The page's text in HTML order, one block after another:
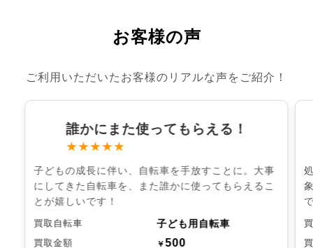
お客様の声
ご利用いただいたお客様のリアルな声をご紹介！
誰かにまた使ってもらえる！
★★★★★
子どもの成長に伴い、自転車を手放すことに。大事
にしてきた自転車を、また誰かに使ってもらえるこ
とが嬉しいです！
買取自転車 子ども用自転車
買取金額 ￥500